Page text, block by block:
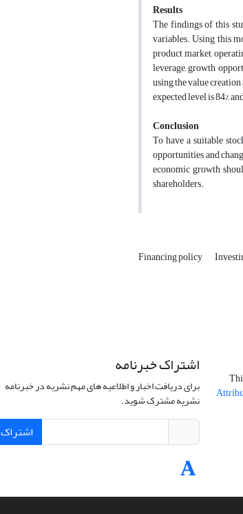
Results
The findings of this
variables. Using this
product market,
leverage, growth
using the value
expected level is 84%
Conclusion
To have a suitable
opportunities, and
economic growth
shareholders.
Financing policy
اشتراک خبرنامه
برای دریافت اخبار و اطلاعیه های مهم نشریه در خبرنامه
نشریه مشترک شوید.
اشتراک